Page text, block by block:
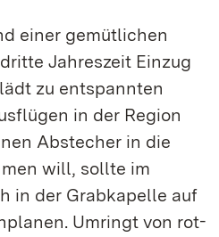
einer gemütlichen
Jahreszeit Einzug
zu entspannten
in der Region
Abstecher in die
will, sollte im
in der Grabkapelle auf
Umringt von rot-